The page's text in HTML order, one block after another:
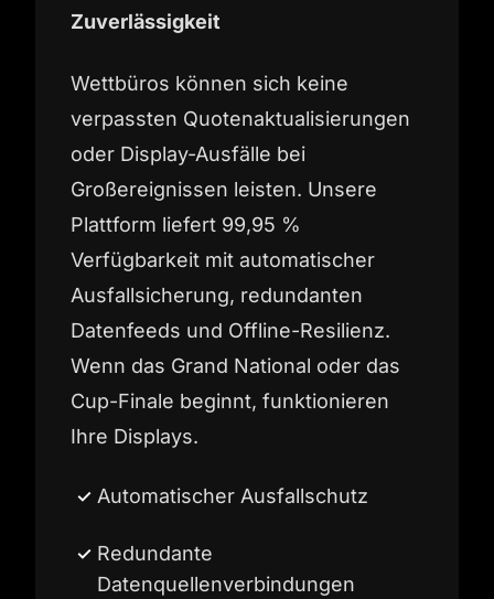
Zuverlässigkeit
Wettbüros können sich keine
verpassten Quotenaktualisierungen
oder Display-Ausfälle bei
Großereignissen leisten. Unsere
Plattform liefert 99,95 %
Verfügbarkeit mit automatischer
Ausfallsicherung, redundanten
Datenfeeds und Offline-Resilienz.
Wenn das Grand National oder das
Cup-Finale beginnt, funktionieren
Ihre Displays.
Automatischer Ausfallschutz
Redundante
Datenquellenverbindungen